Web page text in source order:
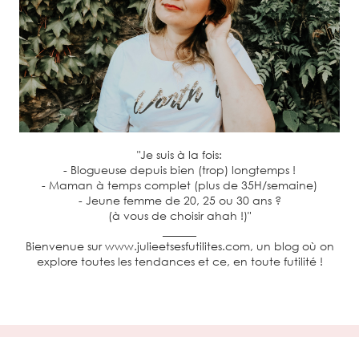
"Je suis à la fois:
- Blogueuse depuis bien (trop) longtemps !
- Maman à temps complet (plus de 35H/semaine)
- Jeune femme de 20, 25 ou 30 ans ?
(à vous de choisir ahah !)"
Bienvenue sur www.julieetsesfutilites.com, un blog où on
explore toutes les tendances et ce, en toute futilité !